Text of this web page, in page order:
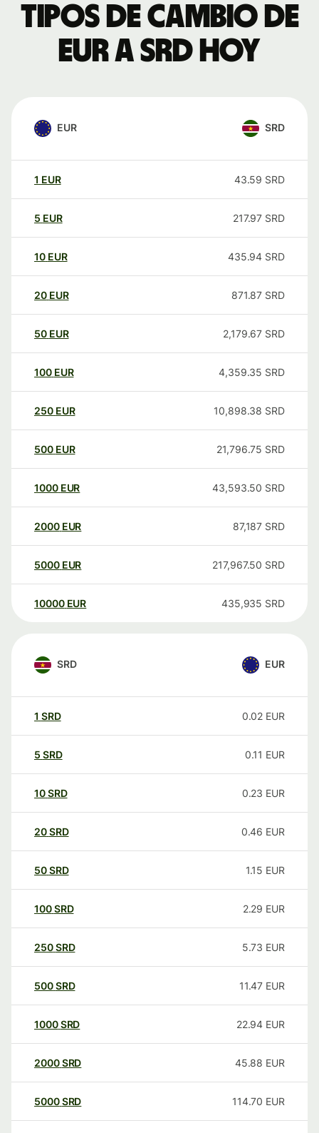
Tipos de cambio de
EUR a SRD hoy
EUR SRD
1 EUR 43.59 SRD
5 EUR 217.97 SRD
10 EUR 435.94 SRD
20 EUR 871.87 SRD
50 EUR 2,179.67 SRD
100 EUR 4,359.35 SRD
250 EUR 10,898.38 SRD
500 EUR 21,796.75 SRD
1000 EUR 43,593.50 SRD
2000 EUR 87,187 SRD
5000 EUR 217,967.50 SRD
10000 EUR 435,935 SRD
SRD EUR
1 SRD 0.02 EUR
5 SRD 0.11 EUR
10SRD 0.23 EUR
20SRD 0.46 EUR
50SRD 1.15 EUR
100SRD 2.29 EUR
250SRD 5.73 EUR
500SRD 11.47 EUR
1000SRD 22.94 EUR
2000SRD 45.88 EUR
5000SRD 114.70 EUR